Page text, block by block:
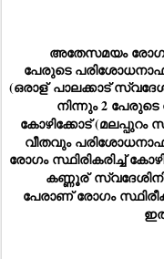
അതേസമയം രോഗം
പേരുടെ
(ഒരാള് പാലക്കാട്
നിന്നും 2
കോഴിക്കോട് (മലപ്പുറം
വീതവും
രോഗം സ്ഥിരികരിച്ച്
കണ്ണൂര്
പേരാണ് രോഗം